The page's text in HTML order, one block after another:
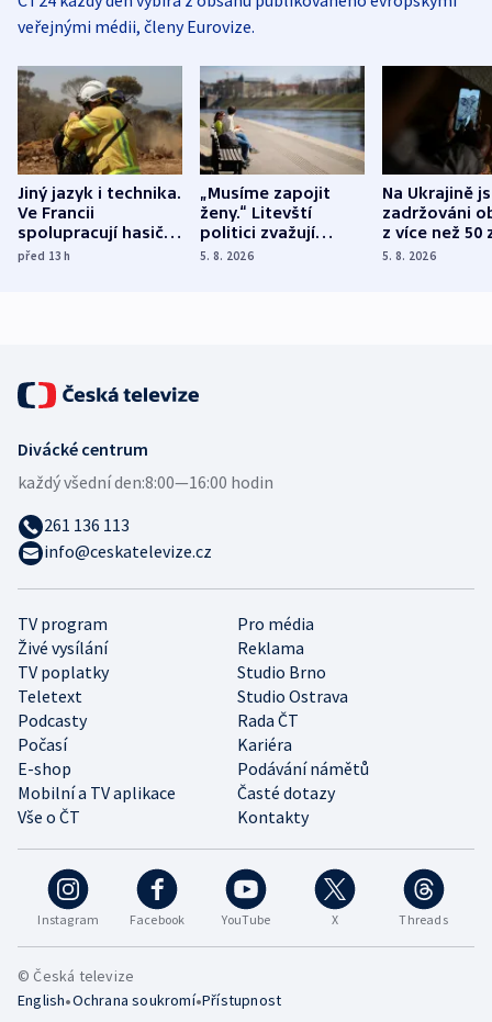
veřejnými médii, členy Eurovize.
Jiný jazyk i technika.
Ve Francii
spolupracují hasiči z
různých zemí
před 13h
„Musíme zapojit
ženy.“ Litevští
politici zvažují
dohodu o
5. 8. 2026
Na Ukrajině
zadržováni
z více než 50
Bojovali na
5. 8. 2026
Instagram Facebook YouTube X Threads
TV program
Pro média
Živé vysílání
Reklama
TV poplatky
Studio Brno
Teletext
Studio Ostrava
Podcasty
Rada ČT
Počasí
Kariéra
E-shop
Podávání námětů
Mobilní a TV aplikace
Časté dotazy
Vše o ČT
Kontakty
Divácké centrum
každý všední den:8:00—16:00 hodin
261 136 113
info@ceskatelevize.cz
© Česká televize
English•Ochrana soukromí•Přístupnost